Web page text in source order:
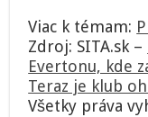
Viac k témam:
Zdroj: SITA.sk –
Evertonu, kde
Teraz je klub
Všetky práva